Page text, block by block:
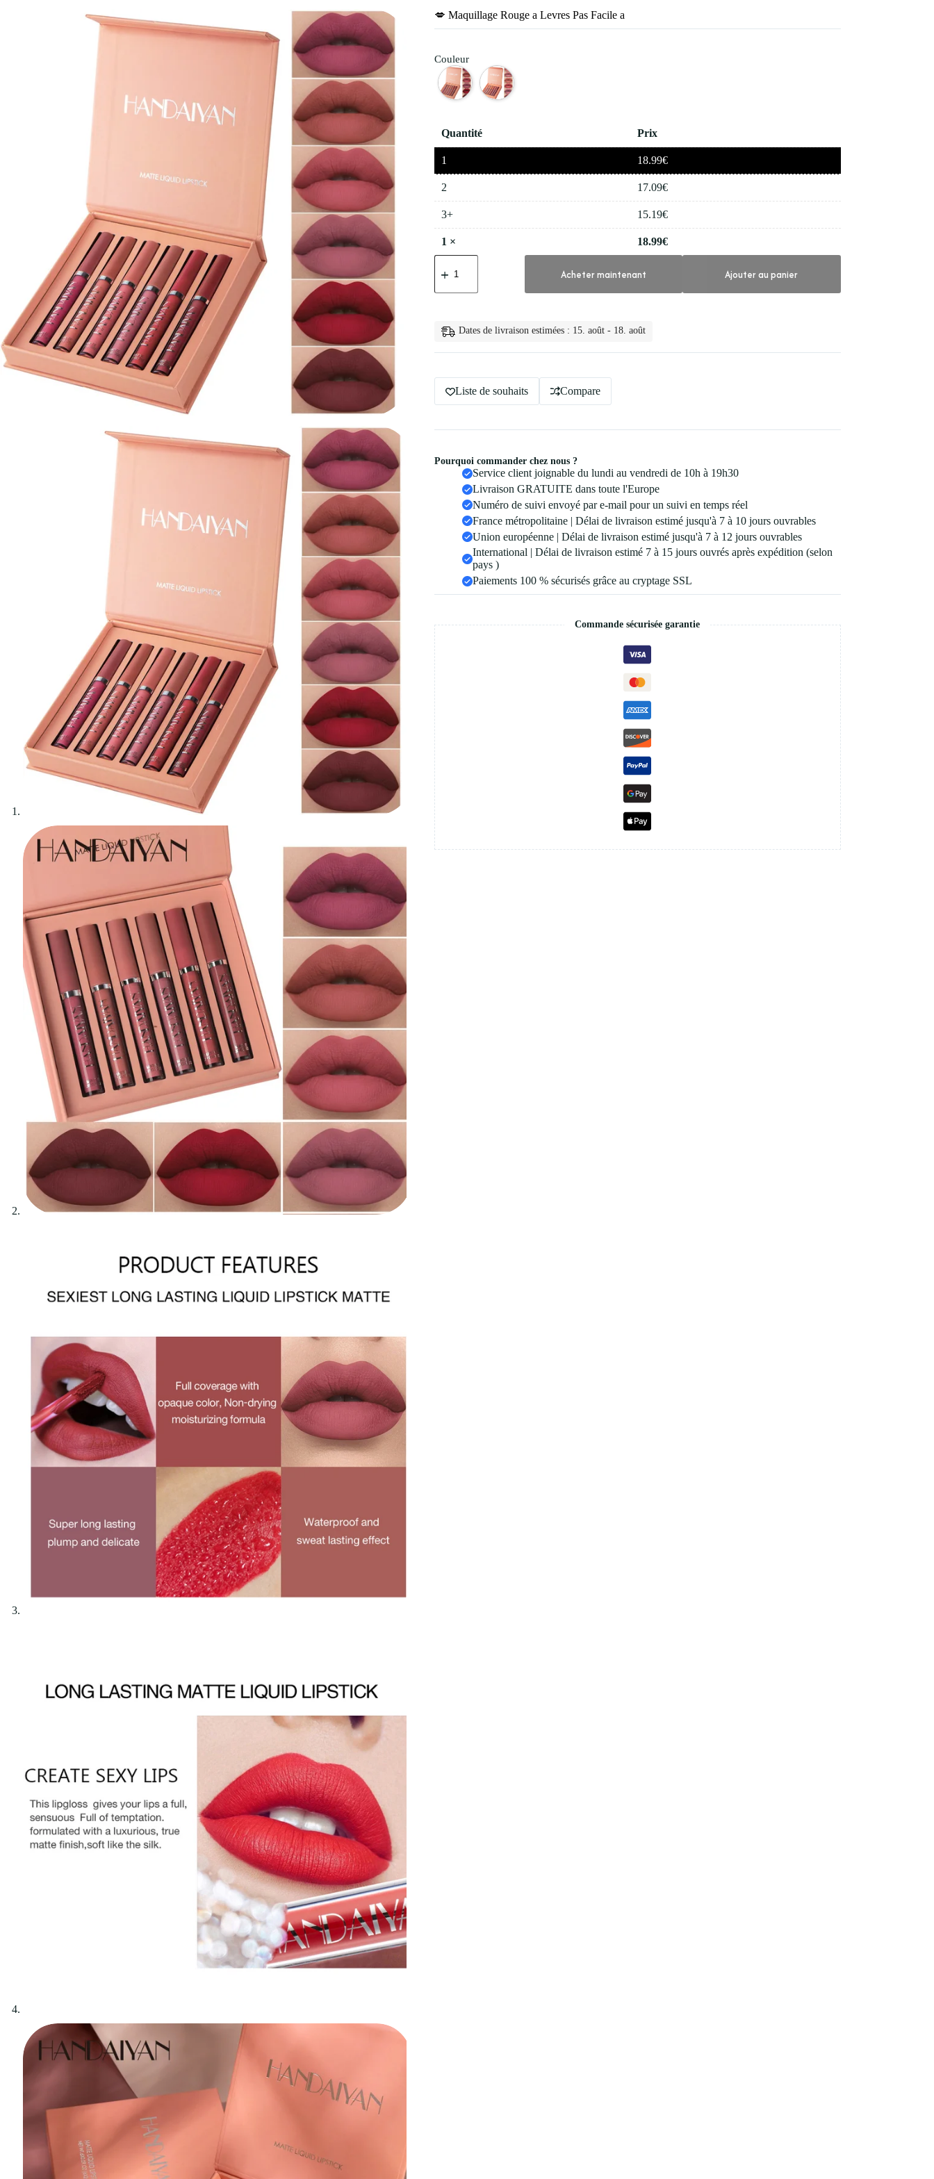
💋 Maquillage Rouge a Levres Pas Facile a
Couleur
Quantité Prix
1 18.99€
2 17.09€
3+ 15.19€
1 × 18.99€
quantité
de
Maquillage
Levres
Facile
Acheter maintenant Ajouter au panier
Dates de livraison estimées : 15. août - 18. août
Liste de souhaits Compare
Pourquoi commander chez nous ?
Service client joignable du lundi au vendredi de 10h à 19h30
Livraison GRATUITE dans toute l'Europe
Numéro de suivi envoyé par e-mail pour un suivi en temps réel
France métropolitaine | Délai de livraison estimé jusqu'à 7 à 10 jours ouvrables
Union européenne | Délai de livraison estimé jusqu'à 7 à 12 jours ouvrables
International | Délai de livraison estimé 7 à 15 jours ouvrés après expédition (selon
pays )
Paiements 100 % sécurisés grâce au cryptage SSL
Commande sécurisée garantie